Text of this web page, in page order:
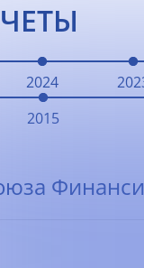
2024
2015